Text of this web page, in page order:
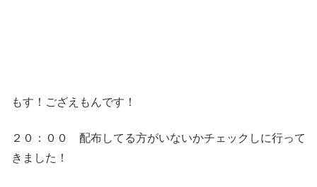
もす！ござえもんです！
２０：００ 配布してる方がいないかチェックしに行って
きました！